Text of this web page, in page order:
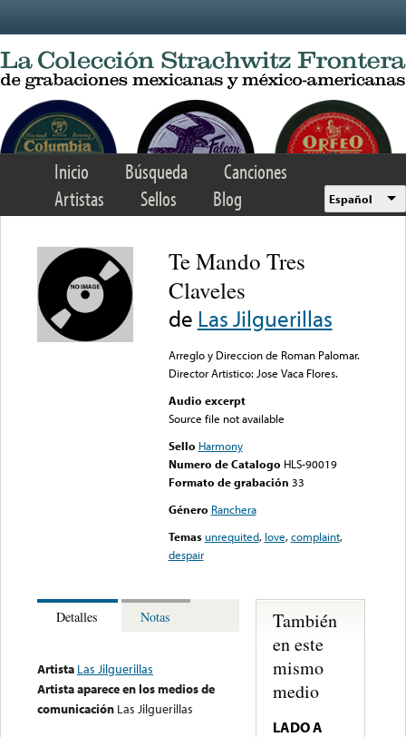
Inicio Búsqueda
Canciones
Artistas
Sellos Blog Español
Te Mando Tres
Claveles
de Las Jilguerillas
Arreglo y Direccion de Roman Palomar.
Director Artistico: Jose Vaca Flores.
Audio excerpt
Source file not available
Sello Harmony
Numero de Catalogo HLS-90019
Formato de grabación 33
Género Ranchera
Temas unrequited, love,complaint,
despair
Detalles Notas
Artista Las Jilguerillas
Artista aparece en los medios de
comunicación Las Jilguerillas
También
en este
mismo
medio
LADO A